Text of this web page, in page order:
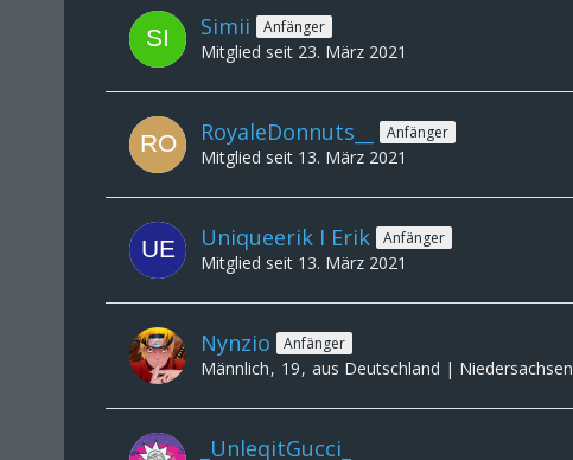
Simii Anfänger
Mitglied seit 23. März 2021
RoyaleDonnuts__ Anfänger
Mitglied seit 13. März 2021
Uniqueerik I Erik Anfänger
Mitglied seit 13. März 2021
Nynzio Anfänger
Männlich 19 aus Deutschland | Niedersachsen
_UnleqitGucci_